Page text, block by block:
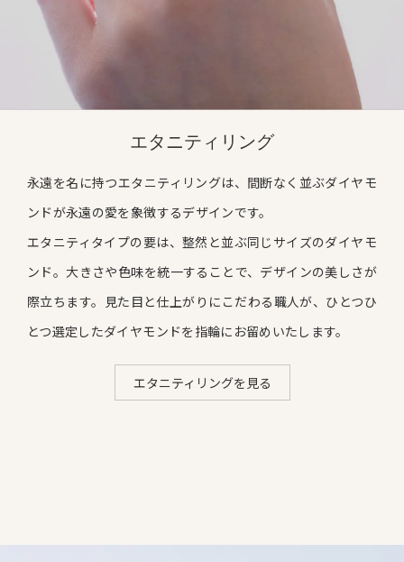
エタニティリング
永遠を名に持つエタニティリングは、間断なく並ぶダイヤモ
ンドが永遠の愛を象徴するデザインです。
エタニティタイプの要は、整然と並ぶ同じサイズのダイヤモ
ンド。大きさや色味を統一することで、デザインの美しさが
際立ちます。 見た目と仕上がりにこだわる職人が、ひとつひ
とつ選定したダイヤモンドを指輪にお留めいたします。
エタニティリングを見る